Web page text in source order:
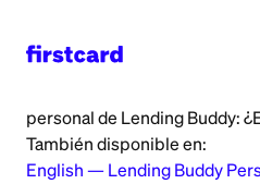
personal de Lending Buddy:
También disponible en:
English — Lending Buddy